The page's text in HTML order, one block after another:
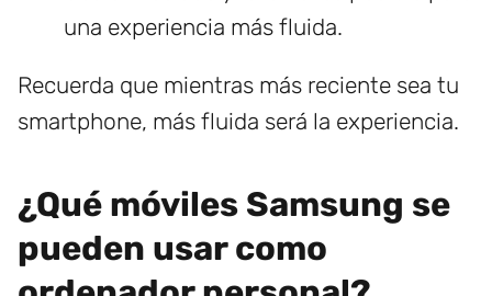
una experiencia más fluida.
Recuerda que mientras más reciente sea tu
smartphone, más fluida será la experiencia.
¿Qué móviles Samsung se
pueden usar como